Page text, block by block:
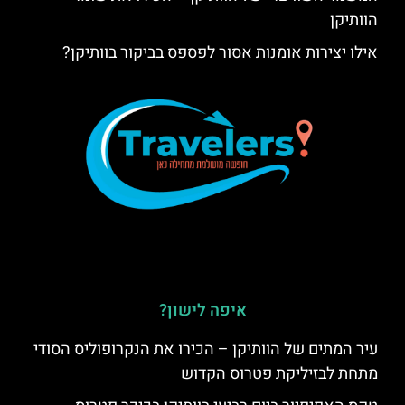
הוותיקן
אילו יצירות אומנות אסור לפספס בביקור בוותיקן?
איפה לישון?
עיר המתים של הוותיקן – הכירו את הנקרופוליס הסודי
מתחת לבזיליקת פטרוס הקדוש